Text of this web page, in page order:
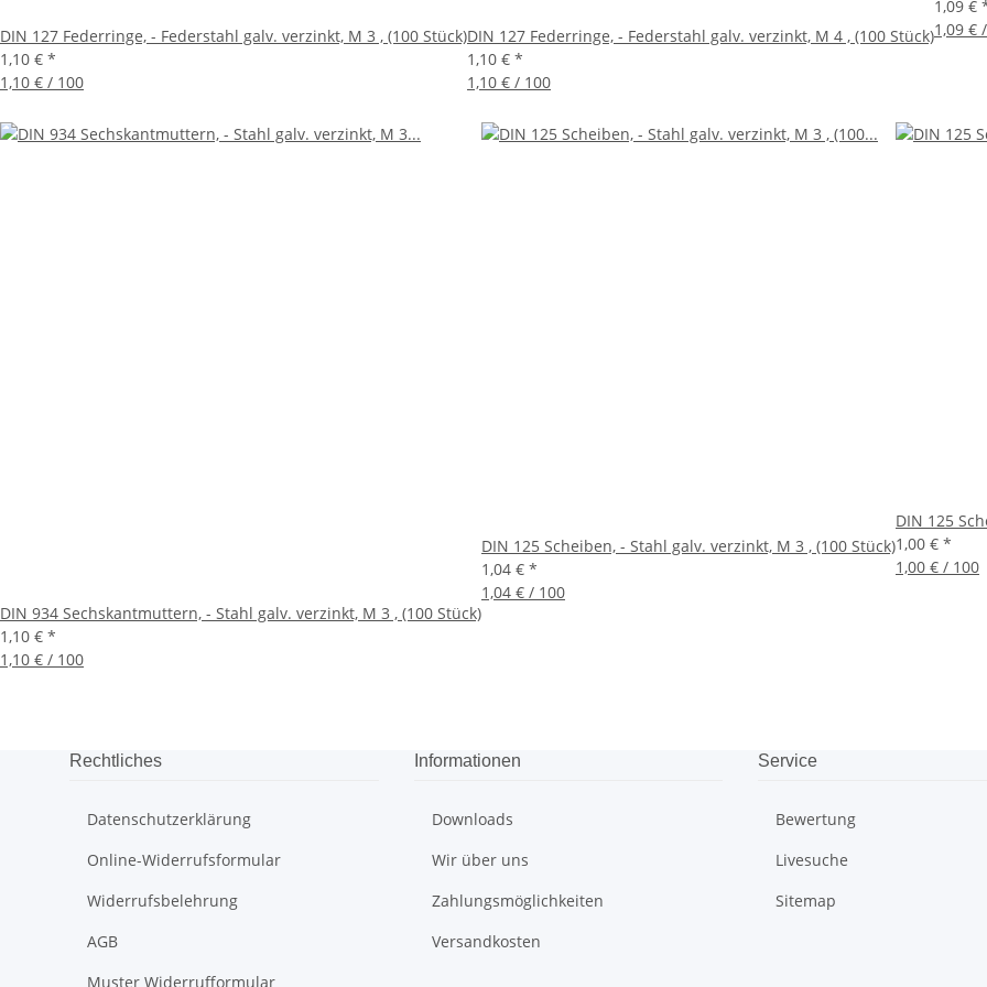
DIN 127 Federringe, - Federstahl galv. verzinkt, M 3 , (100 Stück)
1,10 € *
1,10 € / 100
DIN 127 Federringe, - Federstahl galv. verzinkt, M 4 , (100 Stück)
1,10 € *
1,10 € / 100
1,09 €
1,09 €
DIN 934 Sechskantmuttern, - Stahl galv. verzinkt, M 3 , (100 Stück)
1,10 € *
1,10 € / 100
DIN 125 Scheiben, - Stahl galv. verzinkt, M 3 , (100 Stück)
1,04 € *
1,04 € / 100
DIN 125
1,00 € *
1,00 € / 100
Rechtliches
Datenschutzerklärung
Online-Widerrufsformular
Widerrufsbelehrung
AGB
Muster Widerrufformular
Informationen
Downloads
Wir über uns
Zahlungsmöglichkeiten
Versandkosten
Service
Bewertung
Livesuche
Sitemap